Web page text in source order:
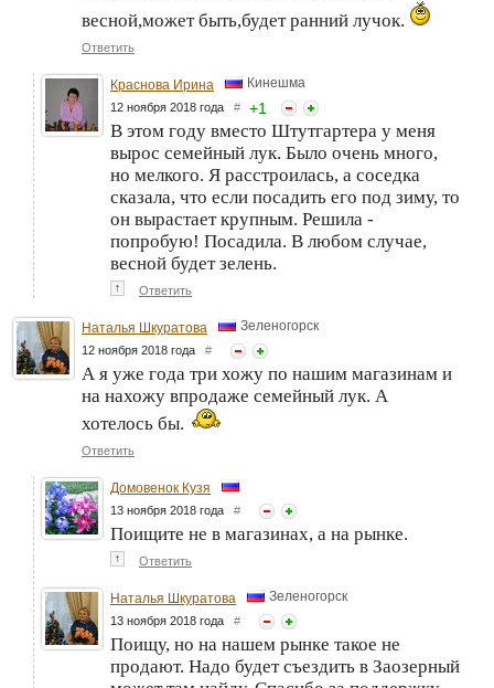
весной,может быть,будет ранний лучок.
Ответить
Краснова Ирина Кинешма
12 ноября 2018 года # +1
В этом году вместо Штутгартера у меня
вырос семейный лук. Было очень много,
но мелкого. Я расстроилась, а соседка
сказала, что если посадить его под зиму, то
он вырастает крупным. Решила -
попробую! Посадила. В любом случае,
весной будет зелень.
↑ Ответить
Наталья Шкуратова Зеленогорск
12 ноября 2018 года #
А я уже года три хожу по нашим магазинам и
на нахожу впродаже семейный лук. А
хотелось бы.
Ответить
Домовенок Кузя
13 ноября 2018 года #
Поищите не в магазинах, а на рынке.
↑ Ответить
Наталья Шкуратова Зеленогорск
13 ноября 2018 года #
Поищу, но на нашем рынке такое не
продают. Надо будет съездить в Заозерный